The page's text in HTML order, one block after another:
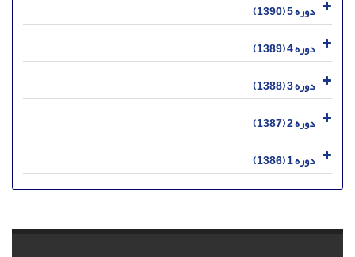
دوره 5 (1390)
دوره 4 (1389)
دوره 3 (1388)
دوره 2 (1387)
دوره 1 (1386)